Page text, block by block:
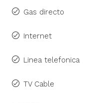
Gas directo
Internet
Linea telefonica
TV Cable